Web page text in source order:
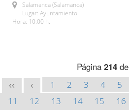
Salamanca (Salamanca)
Lugar: Ayuntamiento
Hora: 10:00 h.
Página 214de
<< < 1 2 3 4 5
11
12 13 14 15 16